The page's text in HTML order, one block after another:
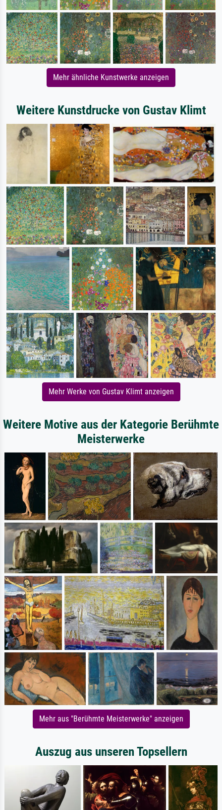
Mehr ähnliche Kunstwerke anzeigen
Weitere Kunstdrucke von Gustav Klimt
Mehr Werke von Gustav Klimt anzeigen
Weitere Motive aus der Kategorie Berühmte
Meisterwerke
Mehr aus "Berühmte Meisterwerke" anzeigen
Auszug aus unseren Topsellern